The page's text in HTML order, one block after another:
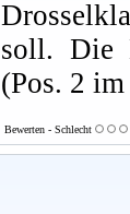
soll. Die
(Pos. 2
Bewerten - Schlecht